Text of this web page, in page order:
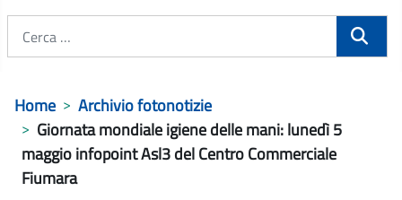
Home
Archivio fotonotizie
Giornata mondiale igiene delle mani: lunedì 5
maggio infopoint Asl3 del Centro Commerciale
Fiumara